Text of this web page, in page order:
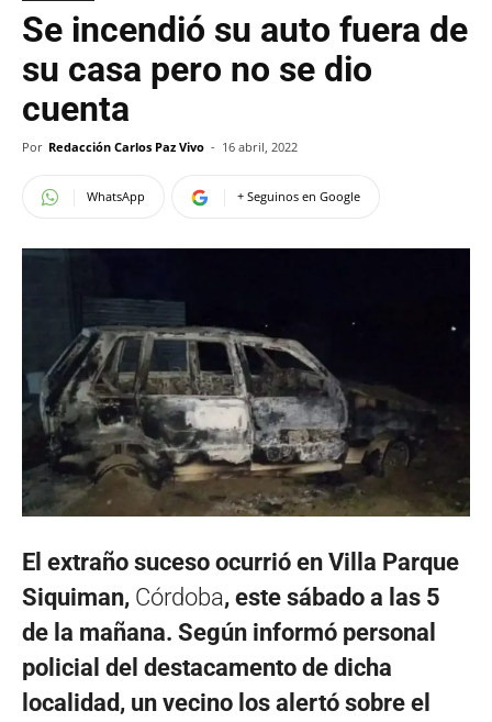
Se incendió su auto fuera de
su casa pero no se dio
cuenta
Por Redacción Carlos Paz Vivo - 16 abril, 2022
WhatsApp + Seguinos en Google
El extraño suceso ocurrió en Villa Parque
Siquiman, Córdoba, este sábado a las 5
de la mañana. Según informó personal
policial del destacamento de dicha
localidad, un vecino los alertó sobre el